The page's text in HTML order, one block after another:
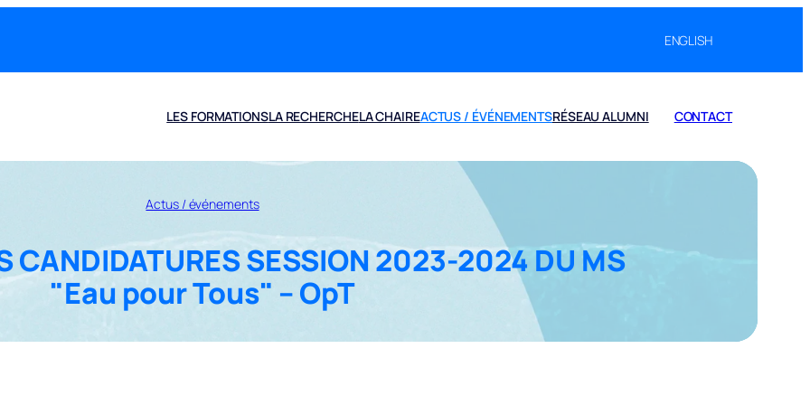
ENGLISH
LES FORMATIONSLA RECHERCHELA CHAIREACTUS / ÉVÉNEMENTSRÉSEAU ALUMNI CONTACT
Actus / événements
CANDIDATURES SESSION 2023-2024 DU MS
"Eau pour Tous" – OpT